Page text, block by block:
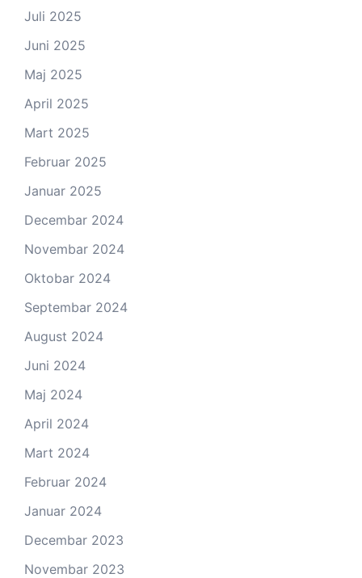
Juli 2025
Juni 2025
Maj 2025
April 2025
Mart 2025
Februar 2025
Januar 2025
Decembar 2024
Novembar 2024
Oktobar 2024
Septembar 2024
August 2024
Juni 2024
Maj 2024
April 2024
Mart 2024
Februar 2024
Januar 2024
Decembar 2023
Novembar 2023